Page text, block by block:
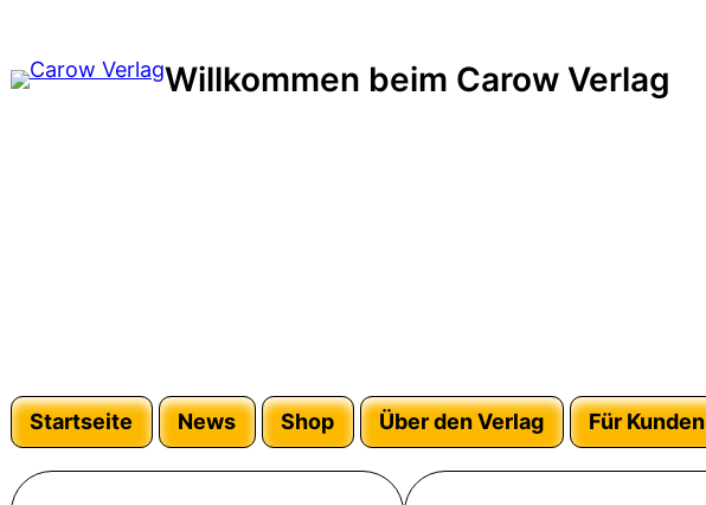
Inhalt
springen
Willkommen beim Carow Verlag
Startseite News Shop Über den Verlag Für Kunden